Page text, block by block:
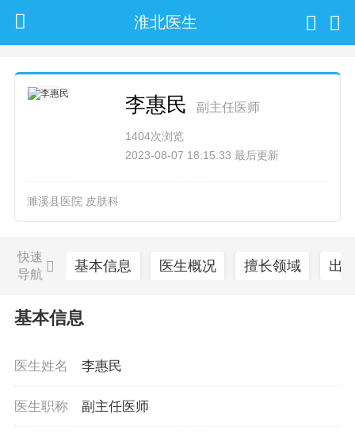
淮北医生
李惠民 副主任医师
1404次浏览
2023-08-07 18:15:33 最后更新
濉溪县医院 皮肤科
快速
导航
基本信息 医生概况 擅长领域 出
基本信息
医生姓名 李惠民
医生职称 副主任医师